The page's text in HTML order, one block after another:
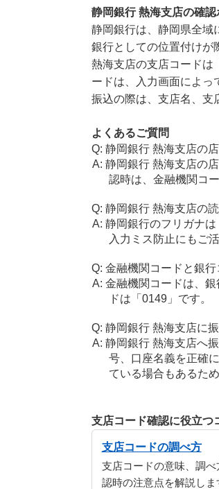
静岡銀行 熱海支店の確認
静岡銀行は、静岡県全域
銀行としての位置付けが
熱海支店の支店コードは
ードは、入力画面によっ
振込の際は、支店名、支
よくあるご質問
静岡銀行 熱海支店の
静岡銀行 熱海支店の
認時は、金融機関コ
静岡銀行 熱海支店の
静岡銀行のフリガナ
入力ミス防止にもご
金融機関コードと銀
金融機関コードは、
ドは「0149」です。
静岡銀行 熱海支店に
静岡銀行 熱海支店へ
号、口座名義を正確
ている場合もあるた
支店コード確認に役立つ
支店コードの調べ方
支店コードの意味、調
認時の注意点を解説しま